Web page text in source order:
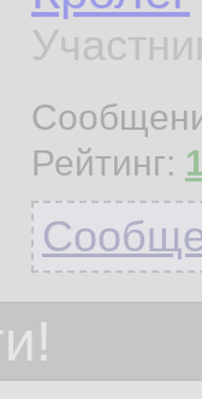
Рейтинг: